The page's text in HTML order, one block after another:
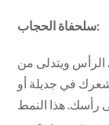
سلحفاة الحجاب:
ويتدلى من
في جديلة أو
رأسك. هذا النمط